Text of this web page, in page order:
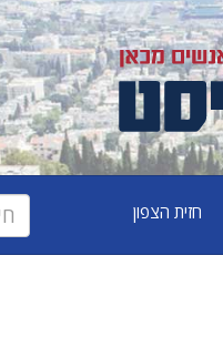
חזית הצפון